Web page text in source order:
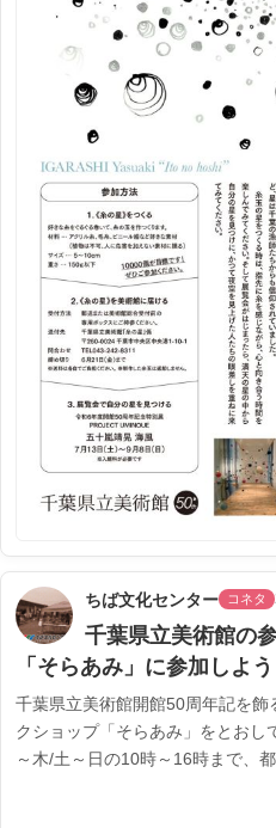
ちば文化センター コネタ
千葉県立美術館の
「そらあみ」に参加しよう
千葉県立美術館開館50周年記を
クショップ「そらあみ」をとおし
～木/土～日の10時～16時まで、